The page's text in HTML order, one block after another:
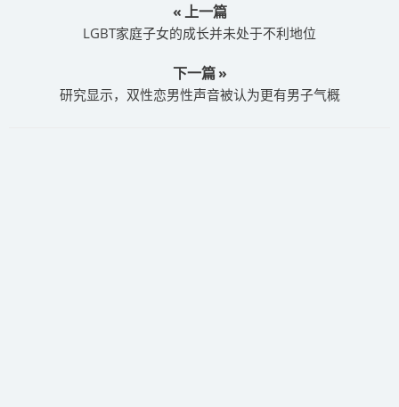
« 上一篇
LGBT家庭子女的成长并未处于不利地位
下一篇 »
研究显示，双性恋男性声音被认为更有男子气概